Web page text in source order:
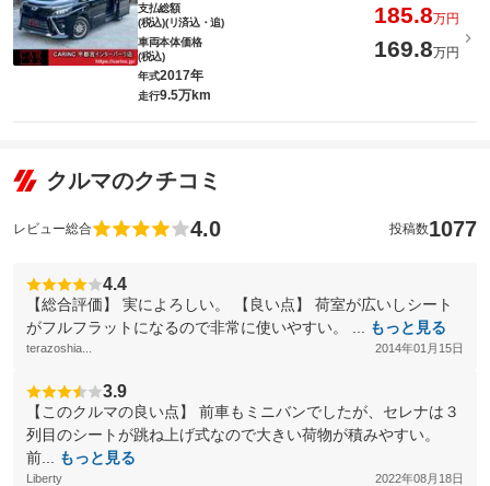
支払総額
(税込)(リ済込・追)
185.8万円
車両本体価格
(税込)
169.8万円
年式2017年
走行9.5万km
クルマのクチコミ
レビュー総合 4.0 投稿数1077
4.4
【総合評価】 実によろしい。 【良い点】 荷室が広いしシート
がフルフラットになるので非常に使いやすい。 ...
もっと見る
terazoshia... 2014年01月15日
3.9
【このクルマの良い点】 前車もミニバンでしたが、セレナは３
列目のシートが跳ね上げ式なので大きい荷物が積みやすい。
前...
もっと見る
Liberty 2022年08月18日